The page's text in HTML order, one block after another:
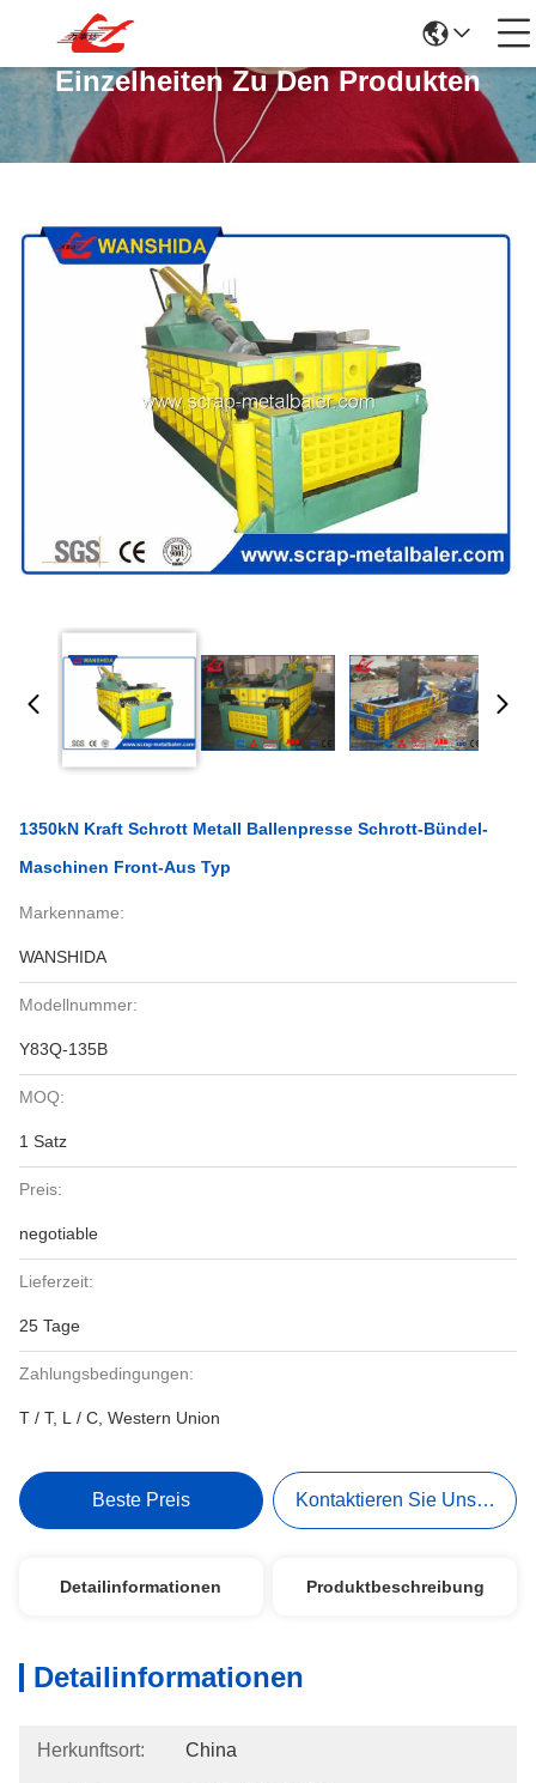
Einzelheiten Zu Den Produkten
1350kN Kraft Schrott Metall Ballenpresse Schrott-Bündel-
Maschinen Front-Aus Typ
Markenname:
WANSHIDA
Modellnummer:
Y83Q-135B
MOQ:
1 Satz
Preis:
negotiable
Lieferzeit:
25 Tage
Zahlungsbedingungen:
T / T, L / C, Western Union
Beste Preis Kontaktieren Sie Uns Jetzt
Detailinformationen Produktbeschreibung
Detailinformationen
Herkunftsort: China